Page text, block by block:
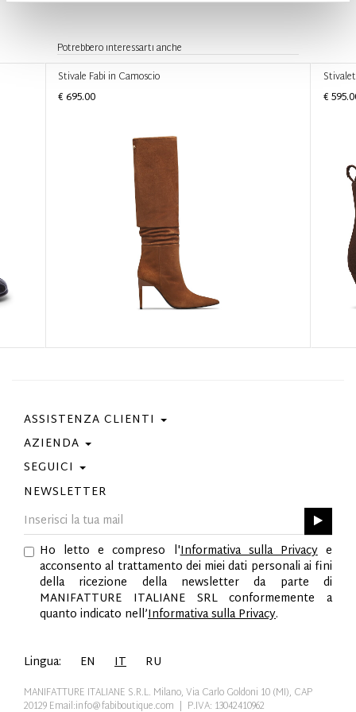
Potrebbero interessarti anche
Stivale Fabi in Camoscio
€ 695.00
€
ASSISTENZA CLIENTI
Contattaci
Condizioni Di Acquisto
Guida Taglie
AZIENDA
Privacy Policy
Cookie Policy
Best Of Fabi
GPSR
SEGUICI
Facebook
Instagram
Pinterest
Twitter
YouTube
LinkedIn
NEWSLETTER
Ho letto e compreso l'Informativa sulla Privacye
acconsento al trattamento dei miei dati personali ai fini
della ricezione della newsletter da parte di
MANIFATTURE ITALIANE SRL conformemente a
quanto indicato nell’Informativa sulla Privacy.
Lingua: EN IT RU
MANIFATTURE ITALIANE S.R.L. Milano, Via Carlo Goldoni 10 (MI), CAP
20129Email:info@fabiboutique.com | P.IVA: 13042410962